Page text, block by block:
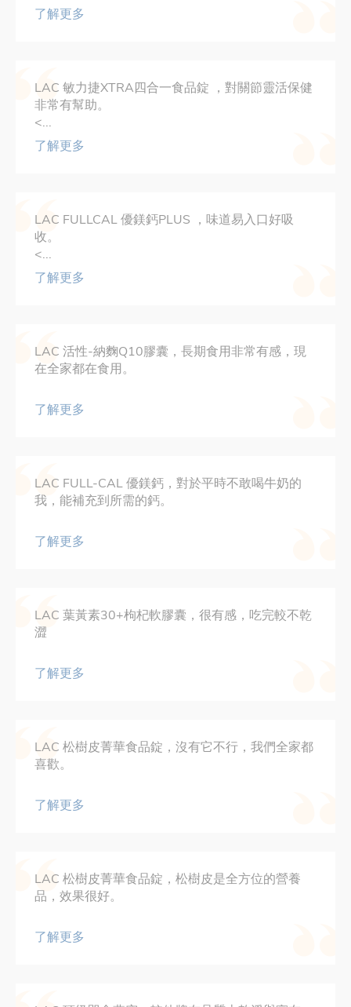
了解更多
LAC 敏力捷XTRA四合一食品錠 ，對關節靈活保健
非常有幫助。
<...
了解更多
LAC FULLCAL 優鎂鈣PLUS ，味道易入口好吸
收。
<...
了解更多
LAC 活性-納麴Q10膠囊，長期食用非常有感，現
在全家都在食用。
了解更多
LAC FULL-CAL 優鎂鈣，對於平時不敢喝牛奶的
我，能補充到所需的鈣。
了解更多
LAC 葉黃素30+枸杞軟膠囊，很有感，吃完較不乾
澀
了解更多
LAC 松樹皮菁華食品錠，沒有它不行，我們全家都
喜歡。
了解更多
LAC 松樹皮菁華食品錠，松樹皮是全方位的營養
品，效果很好。
了解更多